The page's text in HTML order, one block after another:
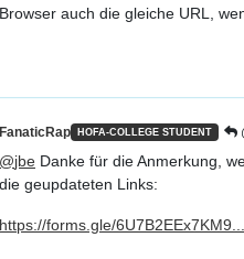
Browser auch die gleiche URL,
FanaticRap HOFA-COLLEGE STUDENT
@jbe Danke für die Anmerkung,
die geupdateten Links:
https://forms.gle/6U7B2EEx7KM9...